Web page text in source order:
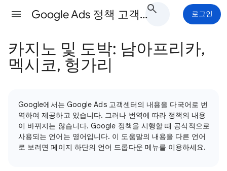
Google Ads 정책 고객센터 로그인
카지노 및 도박: 남아프리카,
멕시코, 헝가리
Google에서는 Google Ads 고객센터의 내용을 다국어로 번
역하여 제공하고 있습니다. 그러나 번역에 따라 정책의 내용
이 바뀌지는 않습니다. Google 정책을 시행할 때 공식적으로
사용되는 언어는 영어입니다. 이 도움말의 내용을 다른 언어
로 보려면 페이지 하단의 언어 드롭다운 메뉴를 이용하세요.